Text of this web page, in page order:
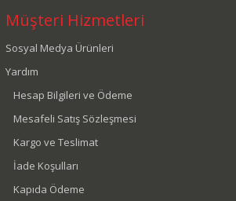
Müşteri Hizmetleri
Sosyal Medya Ürünleri
Yardım
Hesap Bilgileri ve Ödeme
Mesafeli Satış Sözleşmesi
Kargo ve Teslimat
İade Koşulları
Kapıda Ödeme